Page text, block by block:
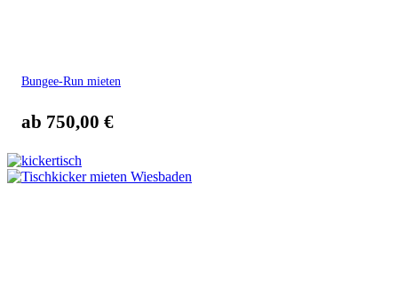
Bungee-Run mieten
ab 750,00 €